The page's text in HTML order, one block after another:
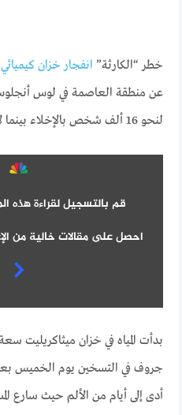
خطر “الكارثة” انفجار خزان كيميائي
عن منطقة العاصمة في لوس
لنحو 16 ألف شخص بالإخلاء بينما لا تزال هناك مخاطر أخرى.
قم بالتسجيل لقراءة هذه
احصل على مقالات خالية من
جروف في التسخين يوم الخميس
أدى إلى أيام من الألم حيث سارع